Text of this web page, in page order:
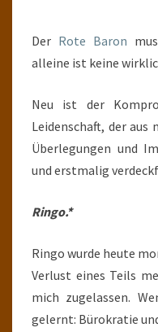
Der Rote Baron
alleine ist keine
Neu ist der
Leidenschaft, der aus
Überlegungen und
und erstmalig
Ringo.*
Ringo wurde heute
Verlust eines Teils
mich zugelassen.
gelernt: Bürokratie